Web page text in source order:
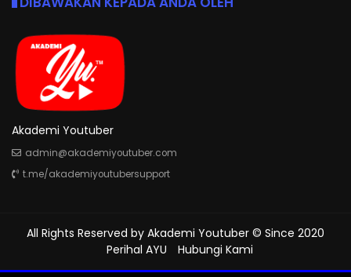
Akademi Youtuber
admin@akademiyoutuber.com
t.me/akademiyoutubersupport
All Rights Reserved by Akademi Youtuber © Since 2020
Perihal AYU
Hubungi Kami